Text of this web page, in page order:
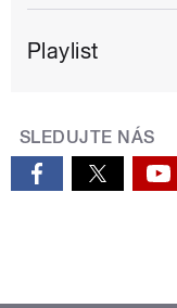
Playlist
SLEDUJTE NÁS